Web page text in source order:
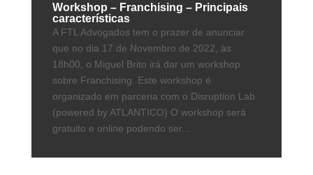
Workshop – Franchising – Principais
características
A FTL Advogados tem o prazer de anunciar
que no dia 17 de Novembro de 2022, às
18h00, o Miguel Brito irá dar um workshop
sobre Franchising. Este workshop é
organizado em parceria com o Disruption Lab
(powered by ATLANTICO) O workshop será
gratuito e online podendo ser...